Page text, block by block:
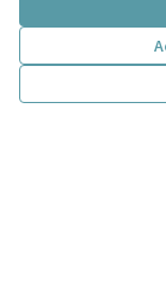
Termes i condicions